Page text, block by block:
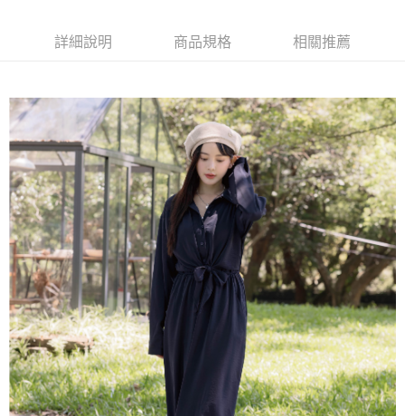
台灣樂天信用卡公司
中國信託商業銀行
台灣樂天信用卡公司
【大哥付你分期使用說明】
流程，驗證手機門號後，選擇欲分期的期數、繳款截止日，確認付款後即完
成交易。
3.實際核准額度、可分期數及費用金額請依後續交易確認頁面所載為準。
4.訂單成立30分鐘內，如未前往確認交易或遇審核未通過，訂單將自動取
消。如遇「轉專審核」未通過狀況，表示未達大哥付你分期系統評分，恕無
法說明評估內容。
【繳款方式說明】
1.分期款項不併入電信帳單，「大哥付你分期」於每月結算日後寄送繳費提
醒簡訊。
2.透過簡訊連結打開帳單後，可選擇「超商條碼／台灣大直營門市／銀行轉
帳／街口支付／iPASS MONEY」等通路繳費。
【注意事項】
1.本服務係由「台灣大哥大股份有限公司」（以下簡稱本公司）所提供，讓
用戶於交易時，得透過本服務購買商品或服務，並由商店將買賣／分期付款
買賣價金債權讓與本公司後，依約使用本公司帳單繳交帳款。
2.基於同意付款使用「大哥付你分期」之契約關係目的，商店將以您的個人
資料（包含姓名、電話或地址）提供予台灣大哥大進項蒐集、處理及利用，
由本公司與您本人進行分期帳單所需資料之確認、核對及更正。
3.完整用戶服務條款，請詳閱以下連結：
https://oppay.tw/userRule
【關於「AFTEE先享後付」】
AFTEE先享後付是「在收到商品之後才付款」的支付方式。 讓您購物簡單
便利好安心！
１．簡單：不需註冊會員、不需綁卡、不需儲值。
２．便利：只要手機號碼，簡訊認證，即可結帳。
３．安心：先確認商品／服務後，再付款。
【「AFTEE先享後付」結帳流程】
１．於結帳方式選擇「AFTEE先享後付」後，將跳轉至「AFTEE先享後付」
結帳頁面，進行簡訊認證並確認金額後，即可完成結帳。
２．訂單成立數日內，您將收到繳費通知簡訊。
３．收到繳費通知簡訊後14天內，點擊此簡訊中的連結，可透過四大超商／
ATM／網路銀行／等多元方式進行付款，方視為交易完成。
※ 請注意：結帳手續完成當下不需立刻繳費，但若您需要取消訂單，請聯絡
購買商品的店家。未經商家同意取消之訂單仍視為有效，需透過AFTEE先享
後付繳納相關費用。
※ 交易是否成功請以「AFTEE先享後付 」之結帳頁面顯示為準，若有關於
是否繳費成功／繳費後需取消欲退款等相關疑問，請聯繫「AFTEE先享後付
客戶支援中心」https://netprotections.freshdesk.com/support/home
ATM付款
運送方式
付款後全家取貨
免運費
付款後萊爾富取貨
免運費
付款後7-11取貨
免運費
一般商品宅配
免運費
詳細說明 商品規格 相關推薦